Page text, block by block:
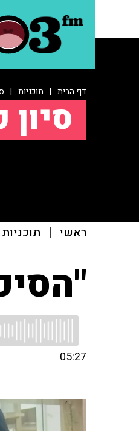
דף הבית | תוכניות |
סיון
ראשי |
05:27